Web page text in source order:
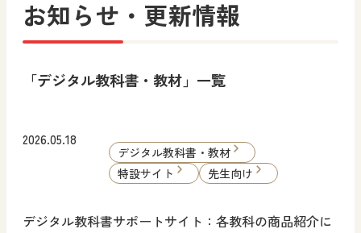
お知らせ・更新情報
「デジタル教科書・教材」一覧
2026.05.18
デジタル教科書・教材
特設サイト
先生向け
デジタル教科書サポートサイト：各教科の商品紹介に